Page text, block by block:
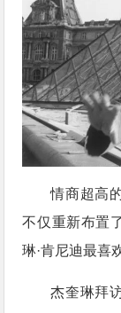
情商超高
不仅重新布置
琳·肯尼迪最喜
杰奎琳拜